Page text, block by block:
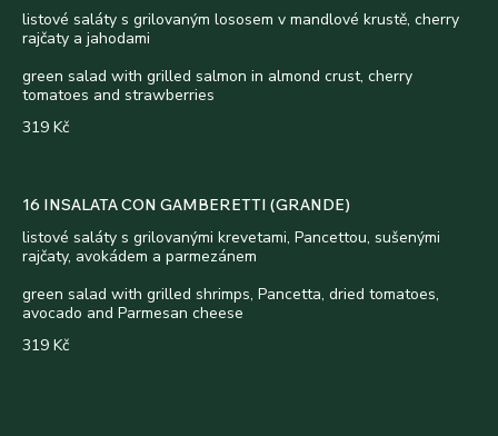
listové saláty s grilovaným lososem v mandlové krustě, cherry
rajčaty a jahodami
green salad with grilled salmon in almond crust, cherry
tomatoes and strawberries
319 Kč
16 INSALATA CON GAMBERETTI (GRANDE)
listové saláty s grilovanými krevetami, Pancettou, sušenými
rajčaty, avokádem a parmezánem
green salad with grilled shrimps, Pancetta, dried tomatoes,
avocado and Parmesan cheese
319 Kč